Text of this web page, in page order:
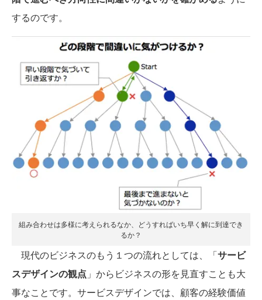
するのです。
組み合わせは多様に考えられるなか、どうすればいち早く解に到達でき
るか？
現代のビジネスのもう１つの流れとしては、「サービ
スデザインの観点 」からビジネスの形を見直すことも大
事なことです。サービスデザインでは、顧客の経験価値